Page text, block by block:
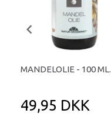
MANDELOLIE - 100 ML.
49,95 DKK